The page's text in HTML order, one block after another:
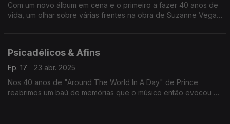
Com um novo álbum em cena e o primeiro a fazer 40 anos de
vida, um olhar sobre várias frentes na obra de Suzanne Vega
Psicadélicos & Afins
Ep. 17
23 abr. 2025
Nos 40 anos de "Around The World In A Day" de Prince
reabrimos um baú de memórias que o músico então evocou e